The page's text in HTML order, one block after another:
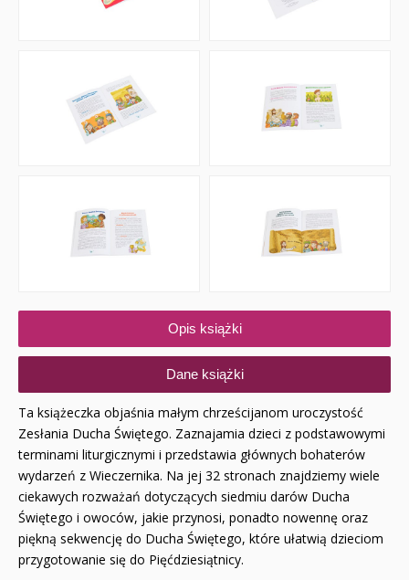
Opis książki
Dane książki
Ta książeczka objaśnia małym chrześcijanom uroczystość
Zesłania Ducha Świętego. Zaznajamia dzieci z podstawowymi
terminami liturgicznymi i przedstawia głównych bohaterów
wydarzeń z Wieczernika. Na jej 32 stronach znajdziemy wiele
ciekawych rozważań dotyczących siedmiu darów Ducha
Świętego i owoców, jakie przynosi, ponadto nowennę oraz
piękną sekwencję do Ducha Świętego, które ułatwią dzieciom
przygotowanie się do Pięćdziesiątnicy.